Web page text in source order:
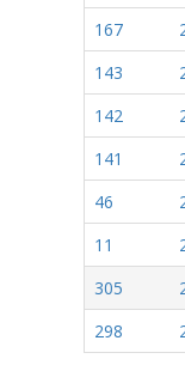
167
143
142
141
46
11
305
298